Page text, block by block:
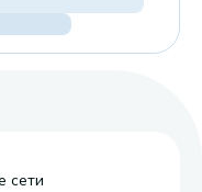
сети